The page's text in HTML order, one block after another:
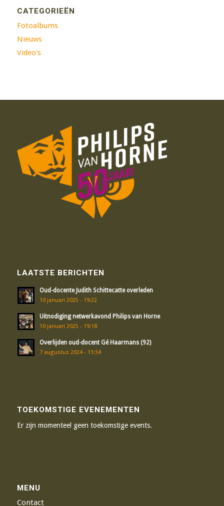
CATEGORIEËN
Fotoalbums
Nieuws
Video's
LAATSTE BERICHTEN
Oud-docente Judith Schittecatte overleden
10 januari 2025 - 19:22
Uitnodiging netwerkavond Philips van Horne
10 januari 2025 - 19:18
Overlijden oud-docent Gé Haarmans (92)
7 augustus 2024 - 13:34
TOEKOMSTIGE EVENEMENTEN
Er zijn momenteel geen toekomstige events.
MENU
Contact